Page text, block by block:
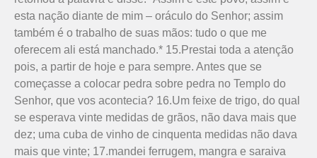
esta nação diante de mim – oráculo do Senhor; assim
também é o trabalho de suas mãos: tudo o que me
oferecem ali está manchado.* 15.Prestai toda a atenção
pois, a partir de hoje e para sempre. Antes que se
começasse a colocar pedra sobre pedra no Templo do
Senhor, que vos acontecia? 16.Um feixe de trigo, do qual
se esperava vinte medidas de grãos, não dava mais que
dez; uma cuba de vinho de cinquenta medidas não dava
mais que vinte; 17.mandei ferrugem, mangra e saraiva